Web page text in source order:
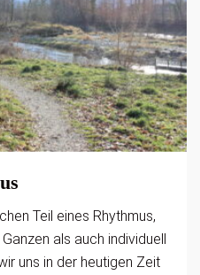
Teil eines Rhythmus,
als auch individuell
uns in der heutigen Zeit